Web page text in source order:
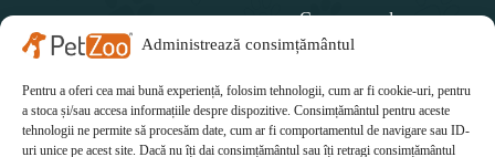
Administrează consimțământul
Pentru a oferi cea mai bună experiență, folosim tehnologii, cum ar fi cookie-uri, pentru
a stoca și/sau accesa informațiile despre dispozitive. Consimțământul pentru aceste
tehnologii ne permite să procesăm date, cum ar fi comportamentul de navigare sau ID-
uri unice pe acest site. Dacă nu îți dai consimțământul sau îți retragi consimțământul
PET
Telefon:
0771 415 812
Cum comand
Politica de retur
Cum plătesc
Cum se livrează